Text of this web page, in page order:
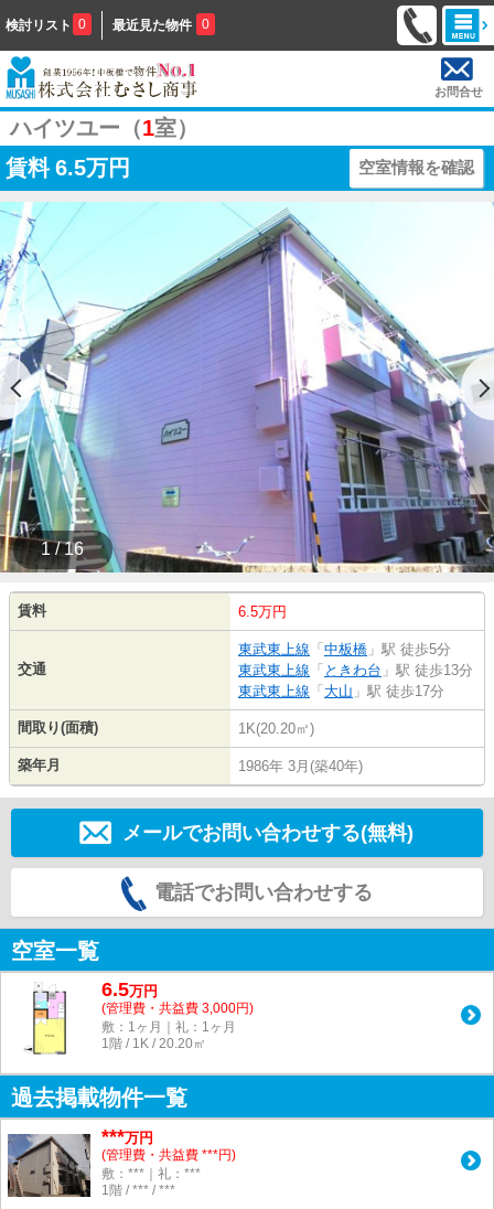
検討リスト 0 最近見た物件 0
お問合せ
ハイツユー（1室）
賃料 6.5万円 空室情報を確認
1 / 16
賃料 6.5万円
交通
東武東上線 「 中板橋 」駅 徒歩5分
東武東上線 「 ときわ台 」駅 徒歩13分
東武東上線 「 大山 」駅 徒歩17分
間取り(面積) 1K(20.20㎡)
築年月 1986年 3月(築40年)
メールでお問い合わせする(無料)
電話でお問い合わせする
空室一覧
6.5万円
(管理費・共益費 3,000円)
敷：1ヶ月｜礼：1ヶ月
1階 / 1K / 20.20㎡
過去掲載物件一覧
***万円
(管理費・共益費 ***円)
敷：***｜礼：***
1階 / *** / ***